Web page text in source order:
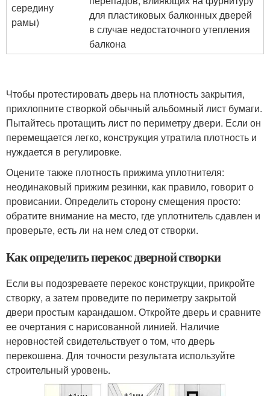
середину
рамы)
для пластиковых балконных дверей
в случае недостаточного утепления
балкона
Чтобы протестировать дверь на плотность закрытия,
прихлопните створкой обычный альбомный лист бумаги.
Пытайтесь протащить лист по периметру двери. Если он
перемещается легко, конструкция утратила плотность и
нуждается в регулировке.
Оцените также плотность прижима уплотнителя:
неодинаковый прижим резинки, как правило, говорит о
провисании. Определить сторону смещения просто:
обратите внимание на место, где уплотнитель сдавлен и
проверьте, есть ли на нем след от створки.
Как определить перекос дверной створки
Если вы подозреваете перекос конструкции, прикройте
створку, а затем проведите по периметру закрытой
двери простым карандашом. Откройте дверь и сравните
ее очертания с нарисованной линией. Наличие
неровностей свидетельствует о том, что дверь
перекошена. Для точности результата используйте
строительный уровень.